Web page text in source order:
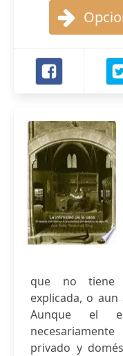
que no tiene
explicada, o
Aunque el
privado y